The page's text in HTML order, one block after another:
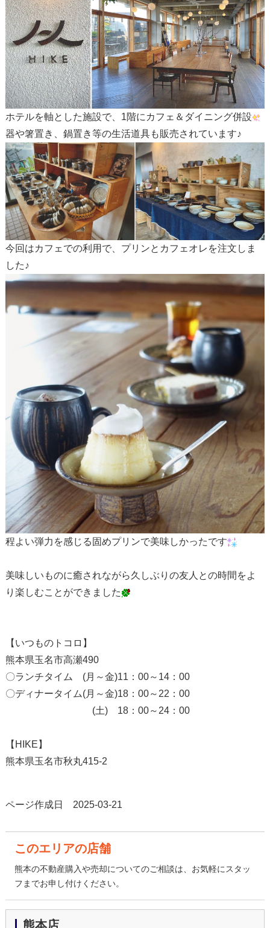
ホテルを軸とした施設で、1階にカフェ＆ダイニング併設
器や箸置き、鍋置き等の生活道具も販売されています♪
今回はカフェでの利用で、プリンとカフェオレを注文しま
した♪
程よい弾力を感じる固めプリンで美味しかったです
美味しいものに癒されながら久しぶりの友人との時間をよ
り楽しむことができました
【いつものトコロ】
熊本県玉名市高瀬490
〇ランチタイム (月～金)11：00～14：00
〇ディナータイム(月～金)18：00～22：00
(土) 18：00～24：00
【HIKE】
熊本県玉名市秋丸415-2
ページ作成日 2025-03-21
このエリアの店舗
熊本の不動産購入や売却についてのご相談は、お気軽にスタッ
フまでお申し付けください。
熊本店